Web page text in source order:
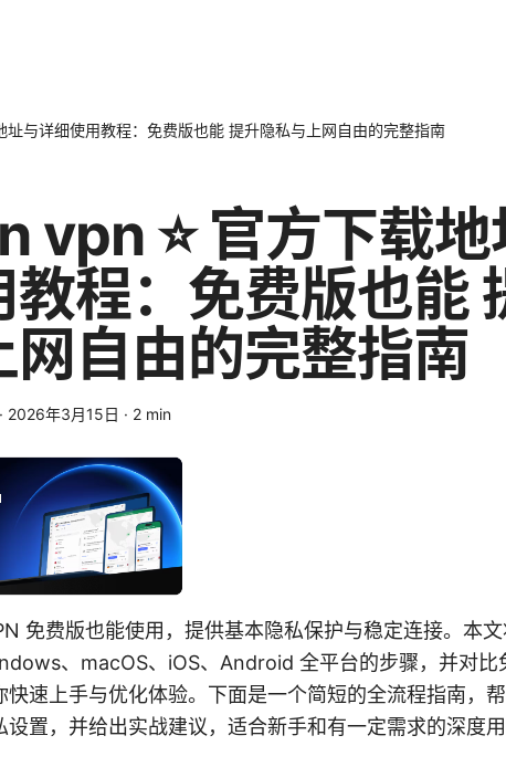
址与详细使用教程：免费版也能 提升隐私与上网自由的完整指南
vpn ⭐ 官方下载
教程：免费版也能
网自由的完整指南
· 2026年3月15日 · 2 min
免费版也能使用，提供基本隐私保护与稳定连接。本
、macOS、iOS、Android 全平台的步骤，并对比
快速上手与优化体验。下面是一个简短的全流程指南，
设置，并给出实战建议，适合新手和有一定需求的深度